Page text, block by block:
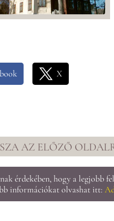
X
AZ ELŐZŐ
Oldal információkl
érdekében, hogy a legjobb
információkat olvashat itt: